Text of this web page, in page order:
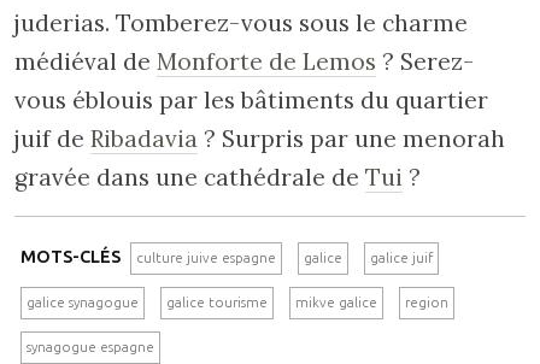
juderias. Tomberez-vous sous le charme
médiéval de Monforte de Lemos ? Serez-
vous éblouis par les bâtiments du quartier
juif de Ribadavia ? Surpris par une menorah
gravée dans une cathédrale de Tui ?
MOTS-CLÉS culture juive espagne galice galice juif
galice synagogue galice tourisme mikve galice region
synagogue espagne